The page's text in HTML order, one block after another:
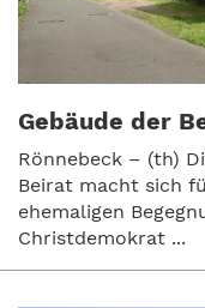
Gebäude der
Rönnebeck – (th)
Beirat macht sich
ehemaligen
Christdemokrat ...